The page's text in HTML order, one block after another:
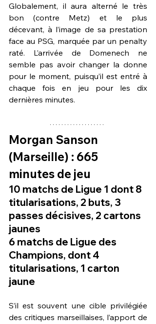
Globalement, il aura alterné le très
bon (contre Metz) et le plus
décevant, à l’image de sa prestation
face au PSG, marquée par un penalty
raté. L’arrivée de Domenech ne
semble pas avoir changer la donne
pour le moment, puisqu’il est entré à
chaque fois en jeu pour les dix
dernières minutes.
Morgan Sanson
(Marseille) : 665
minutes de jeu
10 matchs de Ligue 1 dont 8
titularisations, 2 buts, 3
passes décisives, 2 cartons
jaunes
6 matchs de Ligue des
Champions, dont 4
titularisations, 1 carton
jaune
S’il est souvent une cible privilégiée
des critiques marseillaises, l’apport de